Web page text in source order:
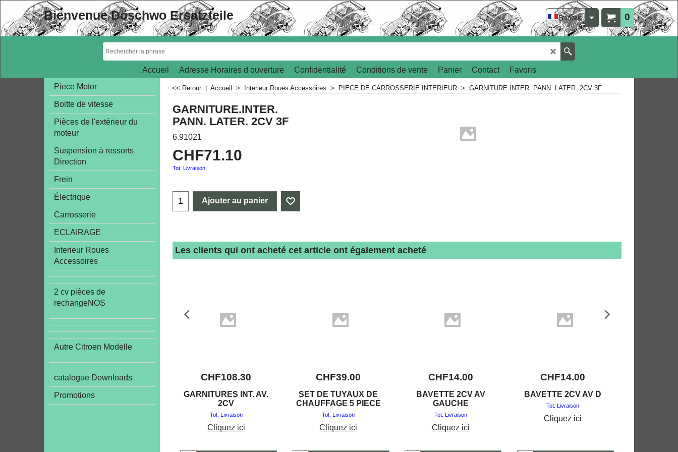
0
Français
Bienvenue Döschwo Ersatzteile
Accueil Adresse Horaires d ouverture Confidentialité Conditions de vente Panier Contact
Favoris
Piece Motor
Boitte de vitesse
Pièces de l'extérieur du
moteur
Suspension à ressorts
Direction
Frein
Électrique
Carrosserie
ECLAIRAGE
Interieur Roues
Accessoires
2 cv pièces de
rechangeNOS
Autre Citroen Modelle
catalogue Downloads
Promotions
<< Retour Accueil > Interieur Roues Accessoires > PIECE DE CARROSSERIE INTERIEUR > GARNITURE.INTER. PANN. LATER. 2CV 3F
GARNITURE.INTER.
PANN. LATER. 2CV 3F
6.91021
CHF71.10
Tot. Livraison
Ajouter au panier
Les clients qui ont acheté cet article ont également acheté
CHF108.30
GARNITURES INT. AV.
2CV
Tot. Livraison
Cliquez ici
CHF39.00
SET DE TUYAUX DE
CHAUFFAGE 5 PIECE
Tot. Livraison
Cliquez ici
CHF14.00
BAVETTE 2CV AV
GAUCHE
Tot. Livraison
Cliquez ici
CHF14.00
BAVETTE 2CV AV D
Tot. Livraison
Cliquez ici